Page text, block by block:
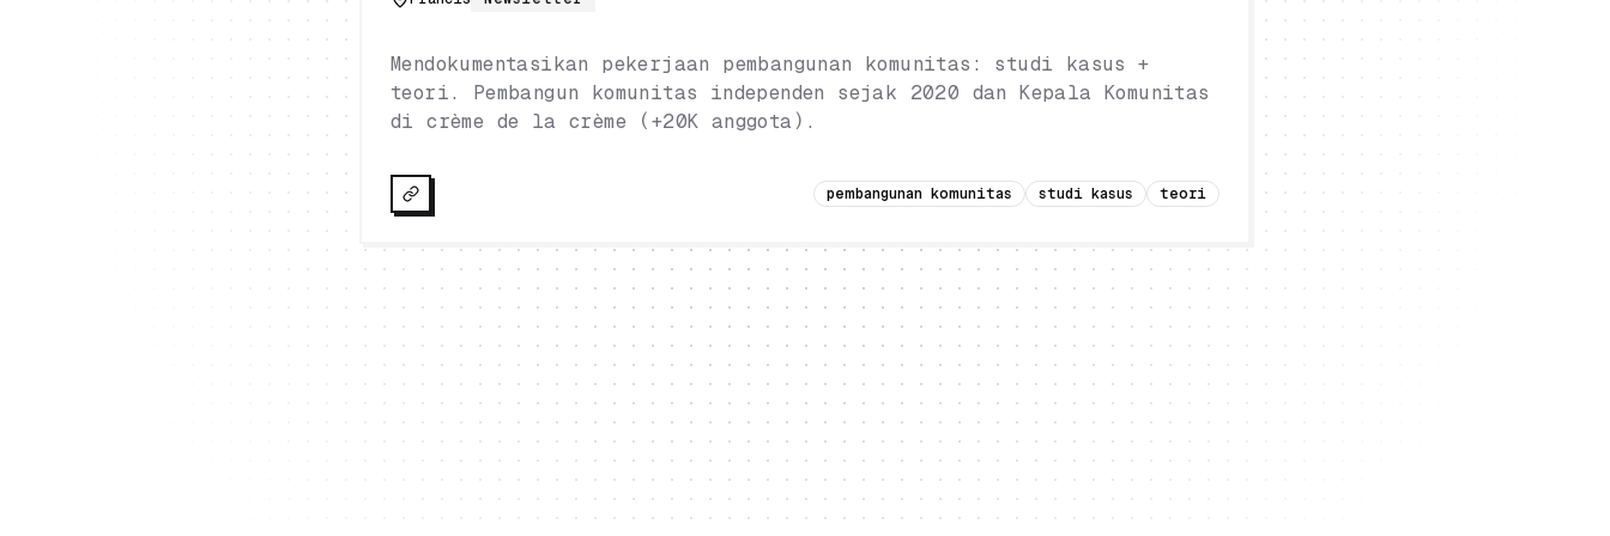
Mendokumentasikan pekerjaan pembangunan komunitas: studi kasus +
teori. Pembangun komunitas independen sejak 2020 dan Kepala Komunitas
di crème de la crème (+20K anggota).
pembangunan komunitas studi kasus teori